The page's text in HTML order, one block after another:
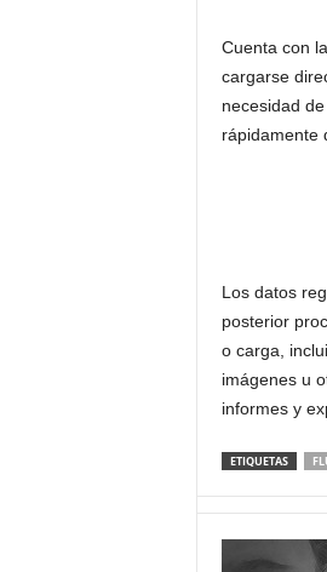
Cuenta con
cargarse
necesidad
rápidamente
Los datos
posterior
o carga,
imágenes u
informes y
ETIQUETAS